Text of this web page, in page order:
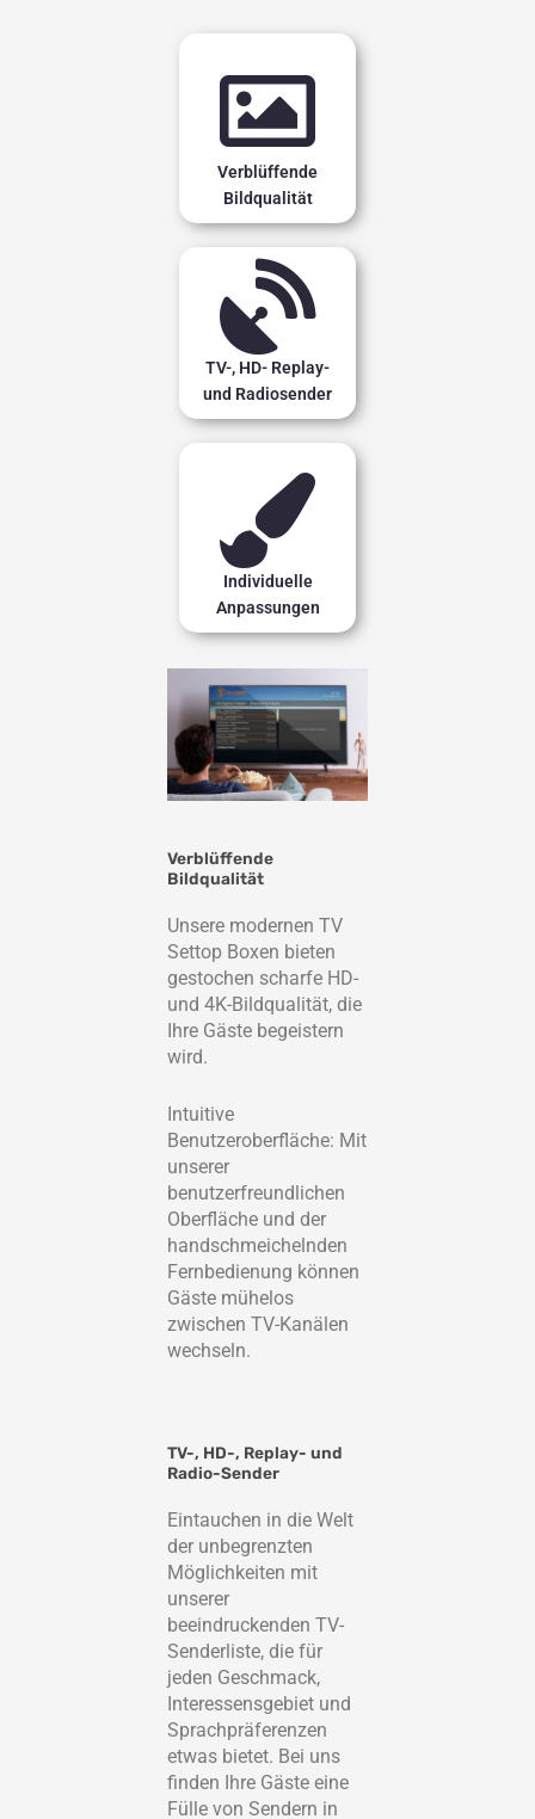
Verblüffende
Bildqualität
TV-, HD- Replay-
und Radiosender
Individuelle
Anpassungen
Verblüffende
Bildqualität
Unsere modernen TV
Settop Boxen bieten
gestochen scharfe HD-
und 4K-Bildqualität, die
Ihre Gäste begeistern
wird.
Intuitive
Benutzeroberfläche: Mit
unserer
benutzerfreundlichen
Oberfläche und der
handschmeichelnden
Fernbedienung können
Gäste mühelos
zwischen TV-Kanälen
wechseln.
TV-, HD-, Replay- und
Radio-Sender
Eintauchen in die Welt
der unbegrenzten
Möglichkeiten mit
unserer
beeindruckenden TV-
Senderliste, die für
jeden Geschmack,
Interessensgebiet und
Sprachpräferenzen
etwas bietet. Bei uns
finden Ihre Gäste eine
Fülle von Sendern in